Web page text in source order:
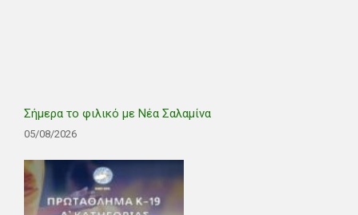
Σήμερα το φιλικό με Νέα Σαλαμίνα
05/08/2026